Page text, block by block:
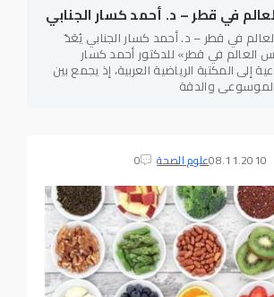
في قطر – د. أحمد كسار الجنابي
في قطر – د. أحمد كسار الجنابي يُعَدّ
في قطر» للدكتور أحمد كسار
إلى المكتبة الرياضية العربية، إذ يجمع بين
والدقة
08.11.2010علوم الصحة 0